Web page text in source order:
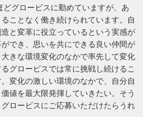
グロービスに勤めていますが、あ
ことなく働き続けられています。自
と変革に役立っているという実感が
でき、思いを共にできる良い仲間が
きな環境変化のなかで率先して変化
グロービスでは常に挑戦し続けるこ
変化の激しい環境のなかで、自分自
値を最大限発揮していきたい。そう
ロービスにご応募いただけたらうれ